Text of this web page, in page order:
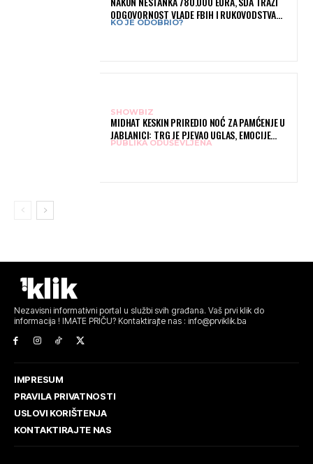
ODGOVORNOST VLADE FBIH I RUKOVODSTVA
IGMANA
KO JE ODOBRIO?
SHOWBIZ
MIDHAT KESKIN PRIREDIO NOĆ ZA PAMĆENJE U
JABLANICI: TRG JE PJEVAO UGLAS, EMOCIJE
PREPLAVILE RODNI GRAD
PUBLIKA ODUŠEVLJENA
Nezavisni informativni portal u službi svih građana. Vaš prvi klik do
informacija ! IMATE PRIČU? Kontaktirajte nas : info@prviklik.ba
IMPRESUM
PRAVILA PRIVATNOSTI
USLOVI KORIŠTENJA
KONTAKTIRAJTE NAS